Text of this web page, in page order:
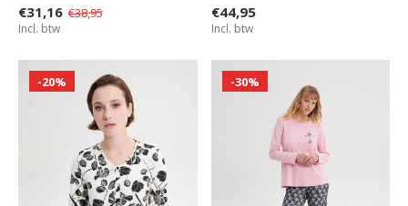
€31,16 €38,95
Incl. btw
€44,95
Incl. btw
-20% -30%